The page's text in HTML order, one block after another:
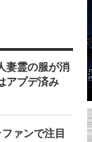
妻霊の服が消
アプデ済み
ァンで注目